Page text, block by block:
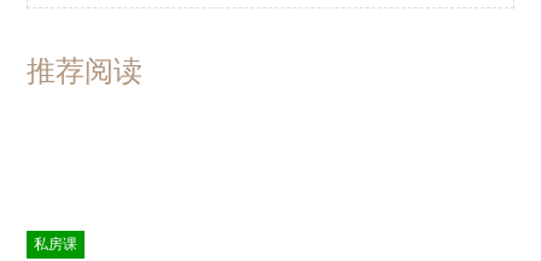
推荐阅读
私房课